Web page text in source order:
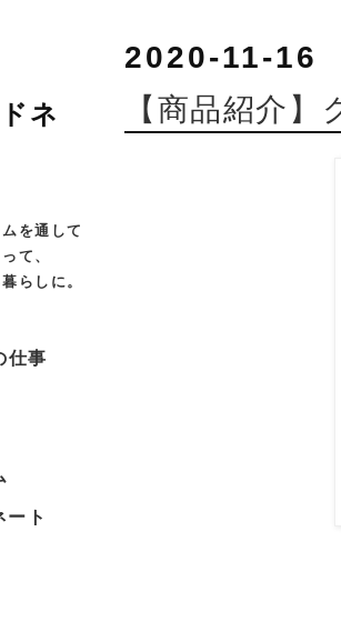
を通して
て、
らしに。
仕事
ート
2020-11-16
【商品紹介